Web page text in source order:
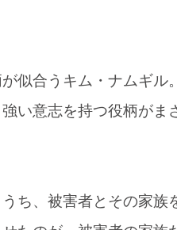
似合うキム・ナムギル
い意志を持つ役柄がま
ち、被害者とその家族